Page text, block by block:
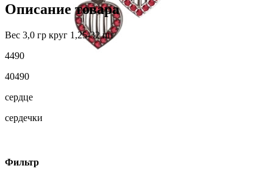
Описание товара
Вес 3,0 гр круг 1,25-32 шт
4490
40490
сердце
сердечки
Фильтр